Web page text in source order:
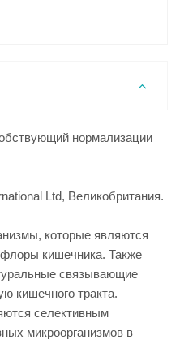
нормализации
Ltd, Великобритания.
которые являются
кишечника. Также
связывающие
кишечного тракта.
селективным
микроорганизмов в